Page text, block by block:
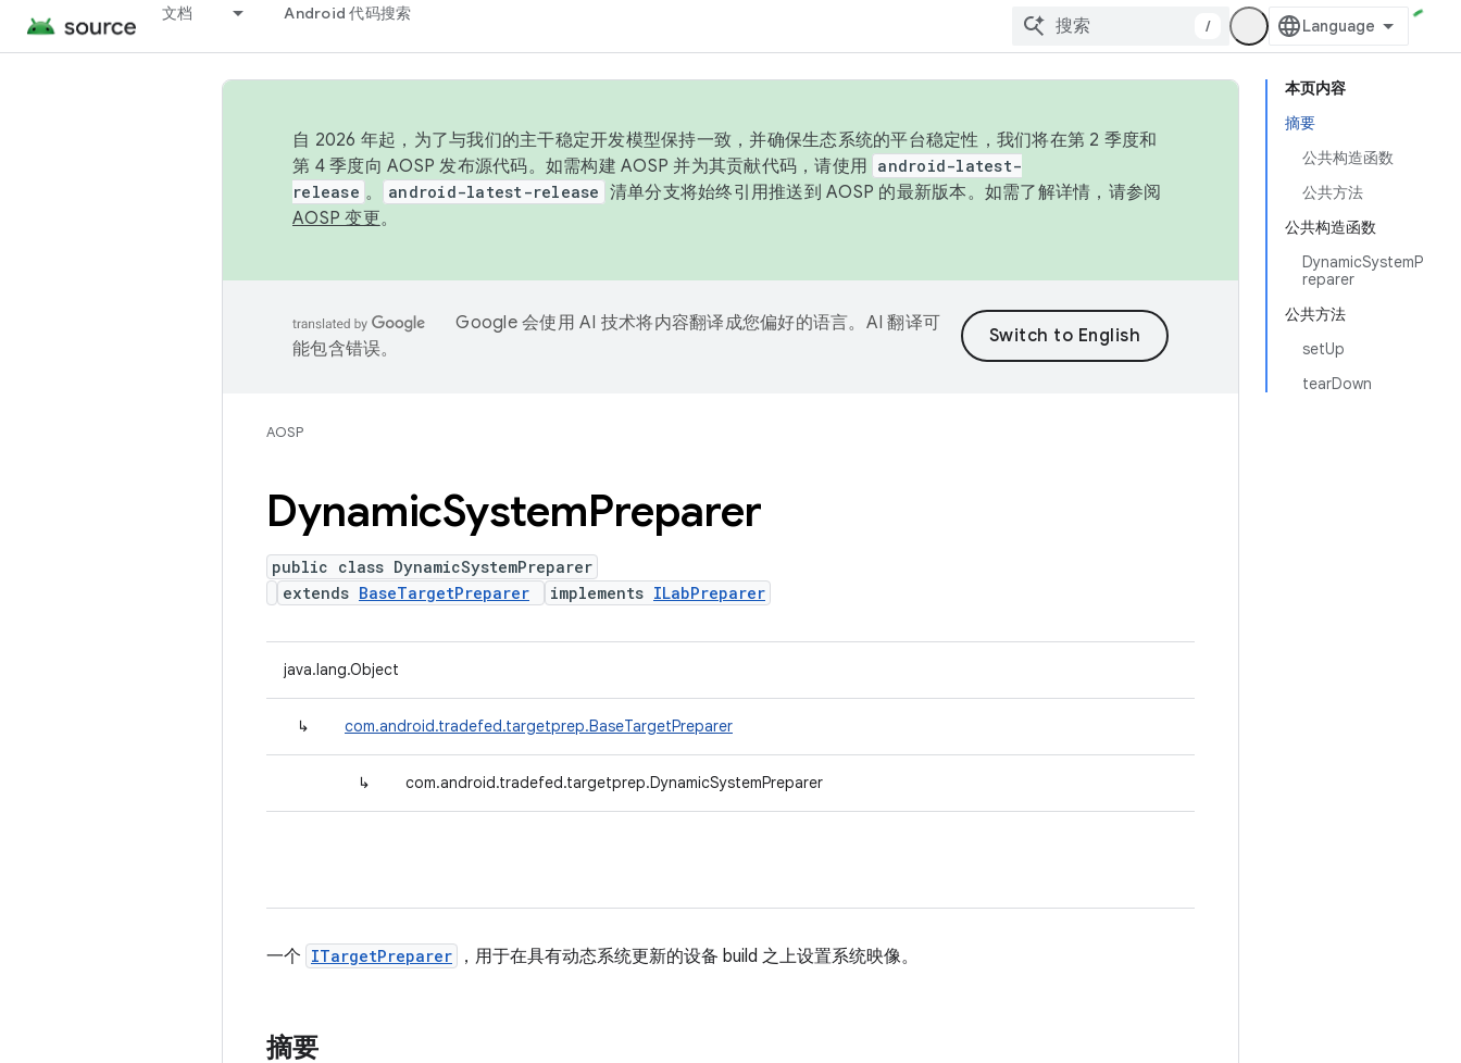
文档 Android 代码搜索
/
本页内容
摘要
公共构造函数
公共方法
公共构造函数
DynamicSystemP
reparer
公共方法
setUp
tearDown
自 2026 年起，为了与我们的主干稳定开发模型保持一致，并确保生态系统的平台稳定性，我们将在第 2 季度和
第 4 季度向 AOSP 发布源代码。如需构建 AOSP 并为其贡献代码，请使用 android-latest-
release 。 android-latest-release 清单分支将始终引用推送到 AOSP 的最新版本。如需了解详情，请参阅
AOSP 变更。
Google 会使用 AI 技术将内容翻译成您偏好的语言。AI 翻译可
能包含错误。
AOSP
DynamicSystemPreparer
public class DynamicSystemPreparer
extends BaseTargetPreparer implements ILabPreparer
java.lang.Object
↳ com.android.tradefed.targetprep.BaseTargetPreparer
↳ com.android.tradefed.targetprep.DynamicSystemPreparer
一个 ITargetPreparer ，用于在具有动态系统更新的设备 build 之上设置系统映像。
摘要